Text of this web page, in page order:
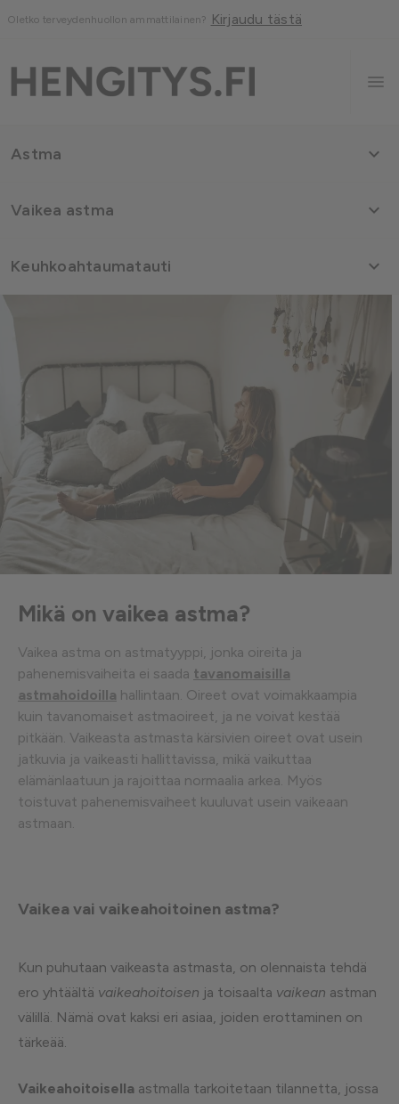
Oletko terveydenhuollon ammattilainen? Kirjaudu tästä
Astma 
Vaikea astma 
Keuhkoahtaumatauti 
Mikä on vaikea astma?
Vaikea astma on astmatyyppi, jonka oireita ja
pahenemisvaiheita ei saada tavanomaisilla
astmahoidoilla hallintaan. Oireet ovat voimakkaampia
kuin tavanomaiset astmaoireet, ja ne voivat kestää
pitkään. Vaikeasta astmasta kärsivien oireet ovat usein
jatkuvia ja vaikeasti hallittavissa, mikä vaikuttaa
elämänlaatuun ja rajoittaa normaalia arkea. Myös
toistuvat pahenemisvaiheet kuuluvat usein vaikeaan
astmaan.
Vaikea vai vaikeahoitoinen astma?
Kun puhutaan vaikeasta astmasta, on olennaista tehdä
ero yhtäältä vaikeahoitoisen ja toisaalta vaikean astman
välillä. Nämä ovat kaksi eri asiaa, joiden erottaminen on
tärkeää.
Vaikeahoitoisella astmalla tarkoitetaan tilannetta, jossa